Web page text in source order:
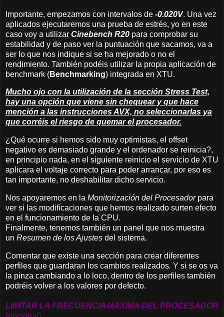
Importante, empezamos con intervalos de -0.020V. Una vez
aplicados ejecutaremos una prueba de estrés, yo en este
caso voy a utilizar Cinebench R20 para comprobar su
estabilidad y de paso ver la puntuación que sacamos, va a
ser lo que nos indique si se ha mejorado o no el
rendimiento. También podéis utilizar la propia aplicación de
benchmark (Benchmarking) integrada en XTU.
Mucho ojo con la utilización de la sección Stress Test,
hay una opción que viene sin chequear y que hace
mención a las instrucciones AVX, no seleccionarlas ya
que corréis el riesgo de quemar el procesador.
¿Qué ocurre si hemos sido muy optimistas, el offset
negativo es demasiado grande y el ordenador se reinicia?,
en principio nada, en el siguiente reinicio el servicio de XTU
aplicara el voltaje correcto para poder arrancar, por eso es
tan importante, no deshabilitar dicho servicio.
Nos apoyaremos en la Monitorización del Procesadorpara
ver si las modificaciones que hemos realizado surten efecto
en el funcionamiento de la CPU.
Finalmente, tenemos también un panel que nos muestra
un Resumen de los Ajustes del sistema.
Comentar que existe una sección para crear diferentes
perfiles que guardaran los cambios realizados. Y si se os va
la pinza cambiando a lo loco, dentro de los perfiles también
podréis volver a los valores por defecto.
LIMITAR LA FRECUENCIA MAXIMA DEL PROCESADOR